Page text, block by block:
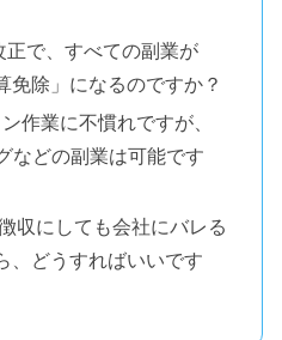
で、すべての副業が
免除」になるのですか？
作業に不慣れですが、
などの副業は可能です
収にしても会社にバレる
、どうすればいいです